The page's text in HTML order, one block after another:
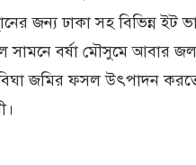
জন্য ঢাকা সহ বিভিন্ন
সামনে বর্ষা মৌসুমে আবার
জমির ফসল উৎপাদন